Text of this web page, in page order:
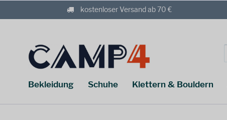
kostenloser Versand ab 70 €
Bekleidung Schuhe Klettern & Bouldern